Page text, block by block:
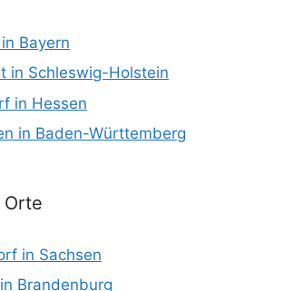
Bayern
in Schleswig-Holstein
in Hessen
in Baden-Württemberg
Orte
in Sachsen
Brandenburg